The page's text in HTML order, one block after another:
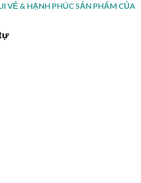
VẺ & HẠNH PHÚC SẢN PHẨM CỦA